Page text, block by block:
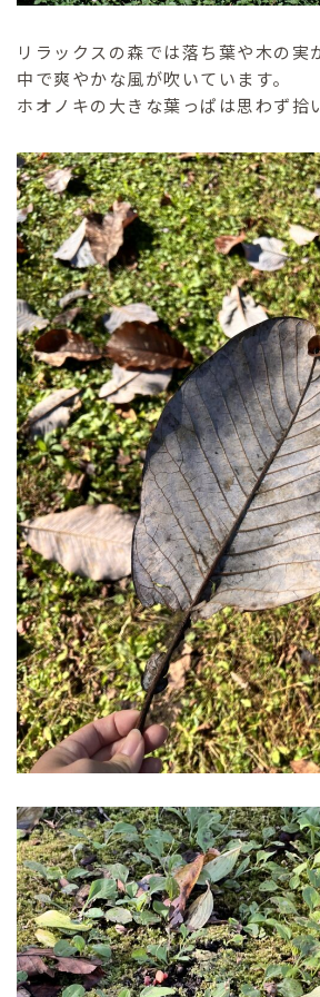
リラックスの森では落ち葉や木の実
中で爽やかな風が吹いています。
ホオノキの大きな葉っぱは思わず拾